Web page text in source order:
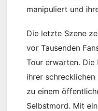
manipuliert und
Die letzte Szene
vor Tausenden
Tour erwarten.
ihrer
zu einem
Selbstmord. Mit